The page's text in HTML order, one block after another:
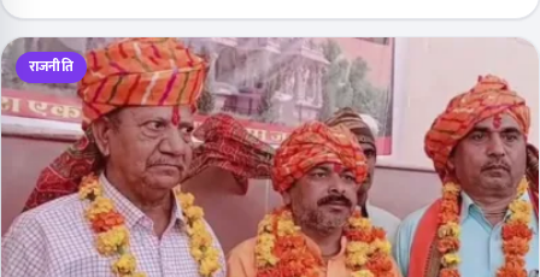
राजनीति